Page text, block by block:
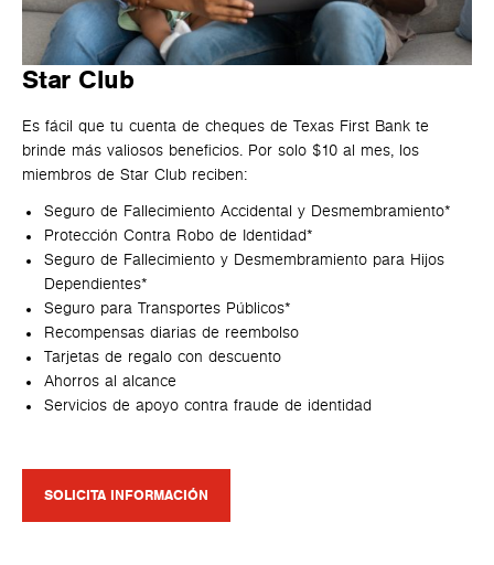
Star Club
Es fácil que tu cuenta de cheques de Texas First Bank te
brinde más valiosos beneficios. Por solo $10 al mes, los
miembros de Star Club reciben:
Seguro de Fallecimiento Accidental y Desmembramiento*
Protección Contra Robo de Identidad*
Seguro de Fallecimiento y Desmembramiento para Hijos
Dependientes*
Seguro para Transportes Públicos*
Recompensas diarias de reembolso
Tarjetas de regalo con descuento
Ahorros al alcance
Servicios de apoyo contra fraude de identidad
SOLICITA INFORMACIÓN